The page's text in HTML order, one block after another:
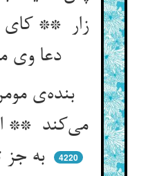
زار ** کای
دعا وی مستجار
بنده‌ی
می‌کند **
به جز تو مستند
4220